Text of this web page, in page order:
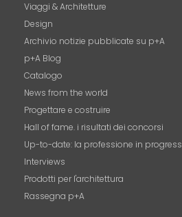
Viaggi & Architetture
Design
Archivio notizie pubblicate su p+A
p+A Blog
Catalogo
News from the world
Progettare e costruire
Hall of fame. i risultati dei concorsi
Up-to-date: la professione in progress
Interviews
Prodotti per l'architettura
Rassegna p+A